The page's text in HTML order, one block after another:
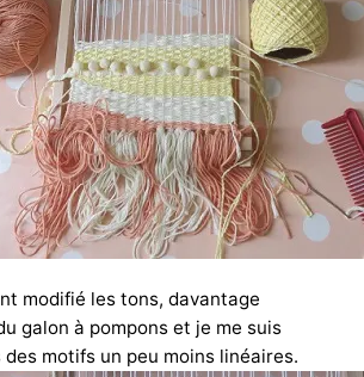
modifié les tons, davantage
galon à pompons et je me suis
motifs un peu moins linéaires.